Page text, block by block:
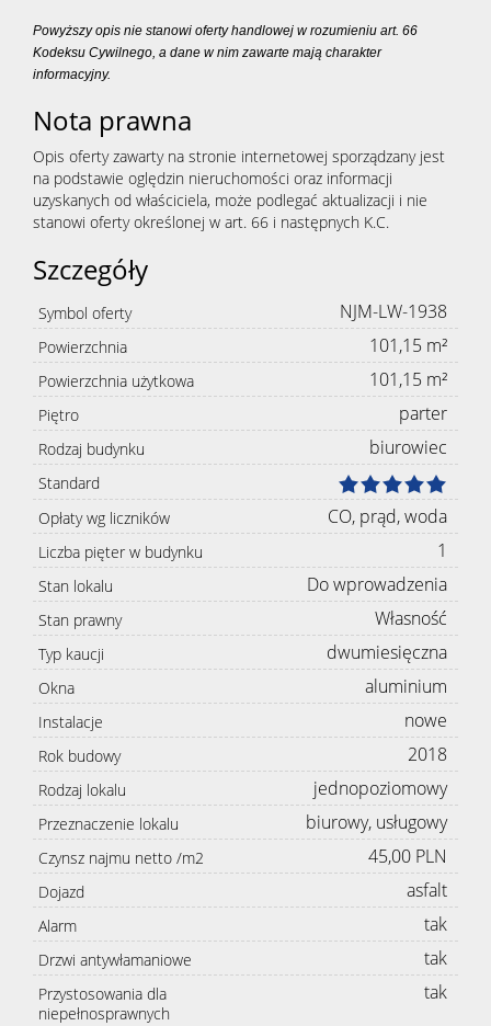
Powyższy opis nie stanowi oferty handlowej w rozumieniu art. 66
Kodeksu Cywilnego, a dane w nim zawarte mają charakter
informacyjny.
Nota prawna
Opis oferty zawarty na stronie internetowej sporządzany jest
na podstawie oględzin nieruchomości oraz informacji
uzyskanych od właściciela, może podlegać aktualizacji i nie
stanowi oferty określonej w art. 66 i następnych K.C.
Szczegóły
Symbol oferty NJM-LW-1938
Powierzchnia 101,15 m²
Powierzchnia użytkowa 101,15 m²
Piętro parter
Rodzaj budynku biurowiec
Standard
Opłaty wg liczników
CO, prąd, woda
Liczba pięter w budynku 1
Stan lokalu Do wprowadzenia
Stan prawny Własność
Typ kaucji dwumiesięczna
Okna aluminium
Instalacje nowe
Rok budowy 2018
Rodzaj lokalu jednopoziomowy
Przeznaczenie lokalu biurowy, usługowy
Czynsz najmu netto /m2 45,00 PLN
Dojazd asfalt
Alarm tak
Drzwi antywłamaniowe tak
Przystosowania dla
niepełnosprawnych
tak